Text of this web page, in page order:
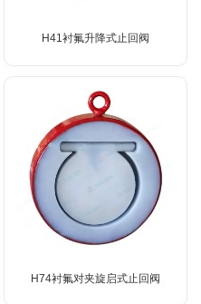
H41衬氟升降式止回阀
H74衬氟对夹旋启式止回阀